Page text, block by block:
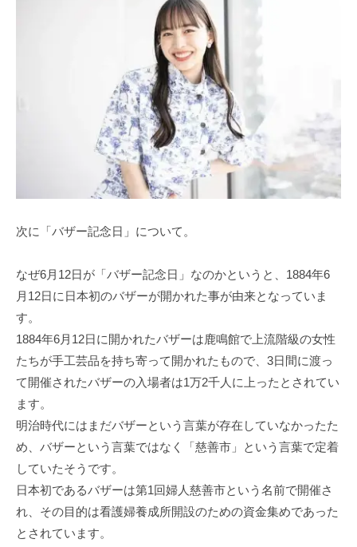
次に「バザー記念日」について。
なぜ6月12日が「バザー記念日」なのかというと、1884年6
月12日に日本初のバザーが開かれた事が由来となっていま
す。
1884年6月12日に開かれたバザーは鹿鳴館で上流階級の女性
たちが手工芸品を持ち寄って開かれたもので、3日間に渡っ
て開催されたバザーの入場者は1万2千人に上ったとされてい
ます。
明治時代にはまだバザーという言葉が存在していなかったた
め、バザーという言葉ではなく「慈善市」という言葉で定着
していたそうです。
日本初であるバザーは第1回婦人慈善市という名前で開催さ
れ、その目的は看護婦養成所開設のための資金集めであった
とされています。